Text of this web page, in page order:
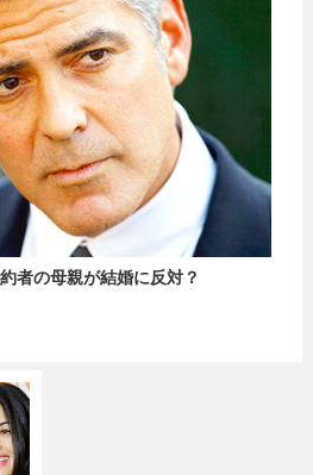
者の母親が結婚に反対？